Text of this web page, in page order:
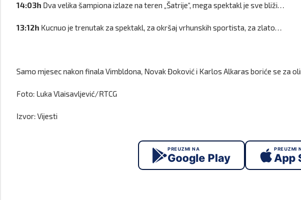
14:03h Dva velika šampiona izlaze na teren „Šatrije“, mega spektakl je sve bliži…
13:12h Kucnuo je trenutak za spektakl, za okršaj vrhunskih sportista, za zlato…
Samo mjesec nakon finala Vimbldona, Novak Đoković i Karlos Alkaras boriće se za
Foto: Luka Vlaisavljević/RTCG
Izvor: Vijesti
PREUZMI NA
Google Play
PREUZMI
App